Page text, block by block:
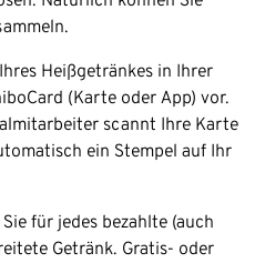
Heißgetränkes in Ihrer
(Karte oder App) vor.
scannt Ihre Karte
ein Stempel auf Ihr
für jedes bezahlte (auch
Getränk. Gratis- oder